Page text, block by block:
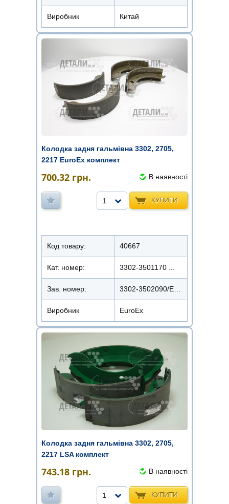
Виробник Китай
Колодка задня гальмівна 3302, 2705,
2217 EuroEx комплект
700.32 грн. В наявності
КУПИТИ
1
Код товару: 40667
Кат. номер: 3302-3501170 ...
Зав. номер: 3302-3502090/EX-BS3302
Виробник EuroEx
Колодка задня гальмівна 3302, 2705,
2217 LSA комплект
743.18 грн. В наявності
КУПИТИ
1